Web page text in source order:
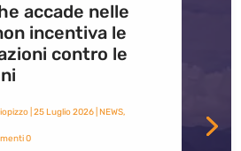
accade nelle
incentiva le
contro le
| 25 Luglio 2026| NEWS,
0